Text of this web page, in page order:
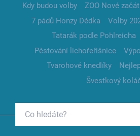
Kdy budou volby
ZOO Nové
7 pádů Honzy Dědka
Volby
Tatarák podle Pohlreicha
Pěstování lichořeřišnice
Tvarohové knedlíky
Švestkový